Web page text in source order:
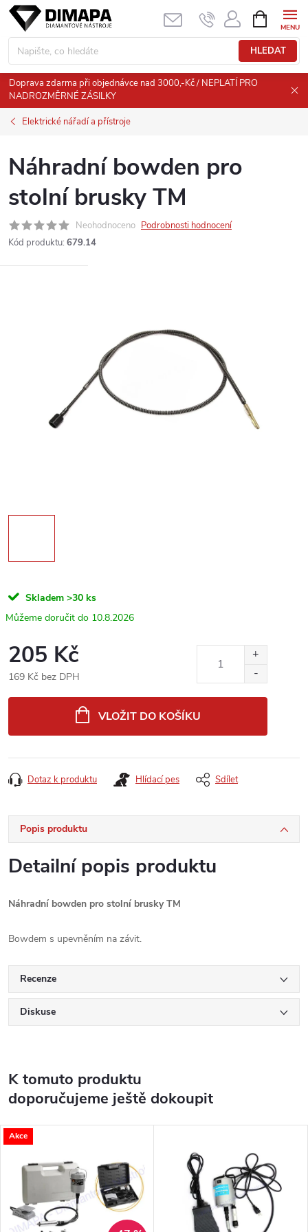
Přejít
obsah
HLEDAT
NÁKUPNÍ
KOŠÍK
Doprava zdarma při objednávce nad 3000,-Kč / NEPLATÍ PRO
NADROZMĚRNÉ ZÁSILKY
Elektrické nářadí a přístroje
Náhradní bowden pro
stolní brusky TM
Neohodnoceno Podrobnosti hodnocení
Kód produktu: 679.14
Skladem >30 ks
10.8.2026
205 Kč
169 Kč bez DPH
VLOŽIT DO KOŠÍKU
Dotaz k produktu Hlídací pes Sdílet
Popis produktu
Detailní popis produktu
Náhradní bowden pro stolní brusky TM
Bowdem s upevněním na závit.
Recenze
Diskuse
K tomuto produktu
doporučujeme ještě dokoupit
Akce